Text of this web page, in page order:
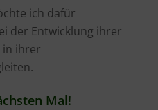
ich dafür
der Entwicklung ihrer
in ihrer
Mal!